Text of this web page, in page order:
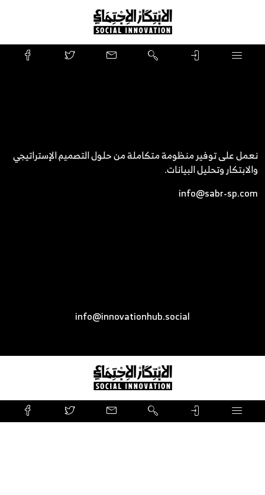
نعمل على توفير منظومة متكاملة من حلول التصميم الإستراتيجي
والابتكار وتحليل البيانات.
info@sabr-sp.com
info@innovationhub.social